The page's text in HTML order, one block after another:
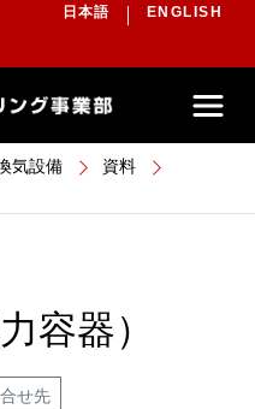
日本語 ENGLISH
気設備
資料
容器）
せ先